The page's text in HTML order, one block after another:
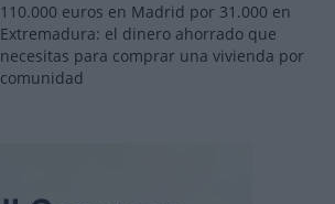
110.000 euros en Madrid por 31.000 en
Extremadura: el dinero ahorrado que
necesitas para comprar una vivienda por
comunidad